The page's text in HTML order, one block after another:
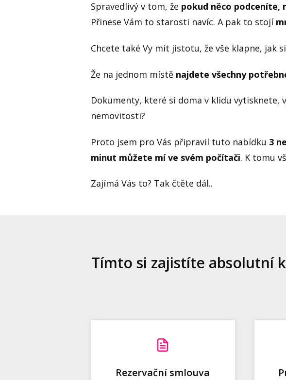
Spravedlivý v tom, že pokud něco podceníte,
Přinese Vám to starosti navíc. A pak to stojí
Chcete také Vy mít jistotu, že vše klapne, jak
Že na jednom místě najdete všechny
Dokumenty, které si doma v klidu
nemovitosti?
Proto jsem pro Vás připravil tuto nabídku 3
minut můžete mí ve svém počítači. K tomu
Zajímá Vás to? Tak čtěte dál..
Tímto si zajistíte absolutní
Rezervační smlouva